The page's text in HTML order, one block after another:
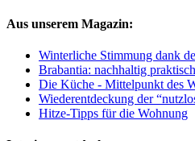
Aus unserem Magazin:
Winterliche Stimmung dank
Brabantia: nachhaltig
Die Küche - Mittelpunkt des
Wiederentdeckung der
Hitze-Tipps für die Wohnung